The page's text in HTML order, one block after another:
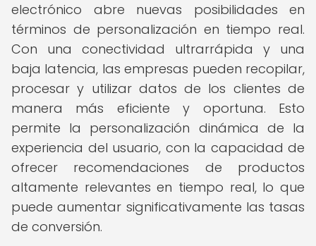
electrónico abre nuevas posibilidades en
términos de personalización en tiempo real.
Con una conectividad ultrarrápida y una
baja latencia, las empresas pueden recopilar,
procesar y utilizar datos de los clientes de
manera más eficiente y oportuna. Esto
permite la personalización dinámica de la
experiencia del usuario, con la capacidad de
ofrecer recomendaciones de productos
altamente relevantes en tiempo real, lo que
puede aumentar significativamente las tasas
de conversión.